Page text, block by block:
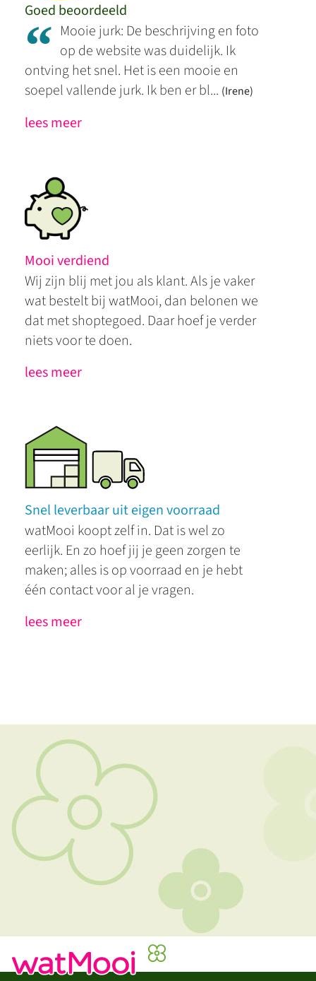
Goed beoordeeld
“ Mooie jurk: De beschrijving en foto
op de website was duidelijk. Ik
ontving het snel. Het is een mooie en
soepel vallende jurk. Ik ben er bl... (Irene)
lees meer
Mooi verdiend
Wij zijn blij met jou als klant. Als je vaker
wat bestelt bij watMooi, dan belonen we
dat met shoptegoed. Daar hoef je verder
niets voor te doen.
lees meer
Snel leverbaar uit eigen voorraad
watMooi koopt zelf in. Dat is wel zo
eerlijk. En zo hoef jij je geen zorgen te
maken; alles is op voorraad en je hebt
één contact voor al je vragen.
lees meer